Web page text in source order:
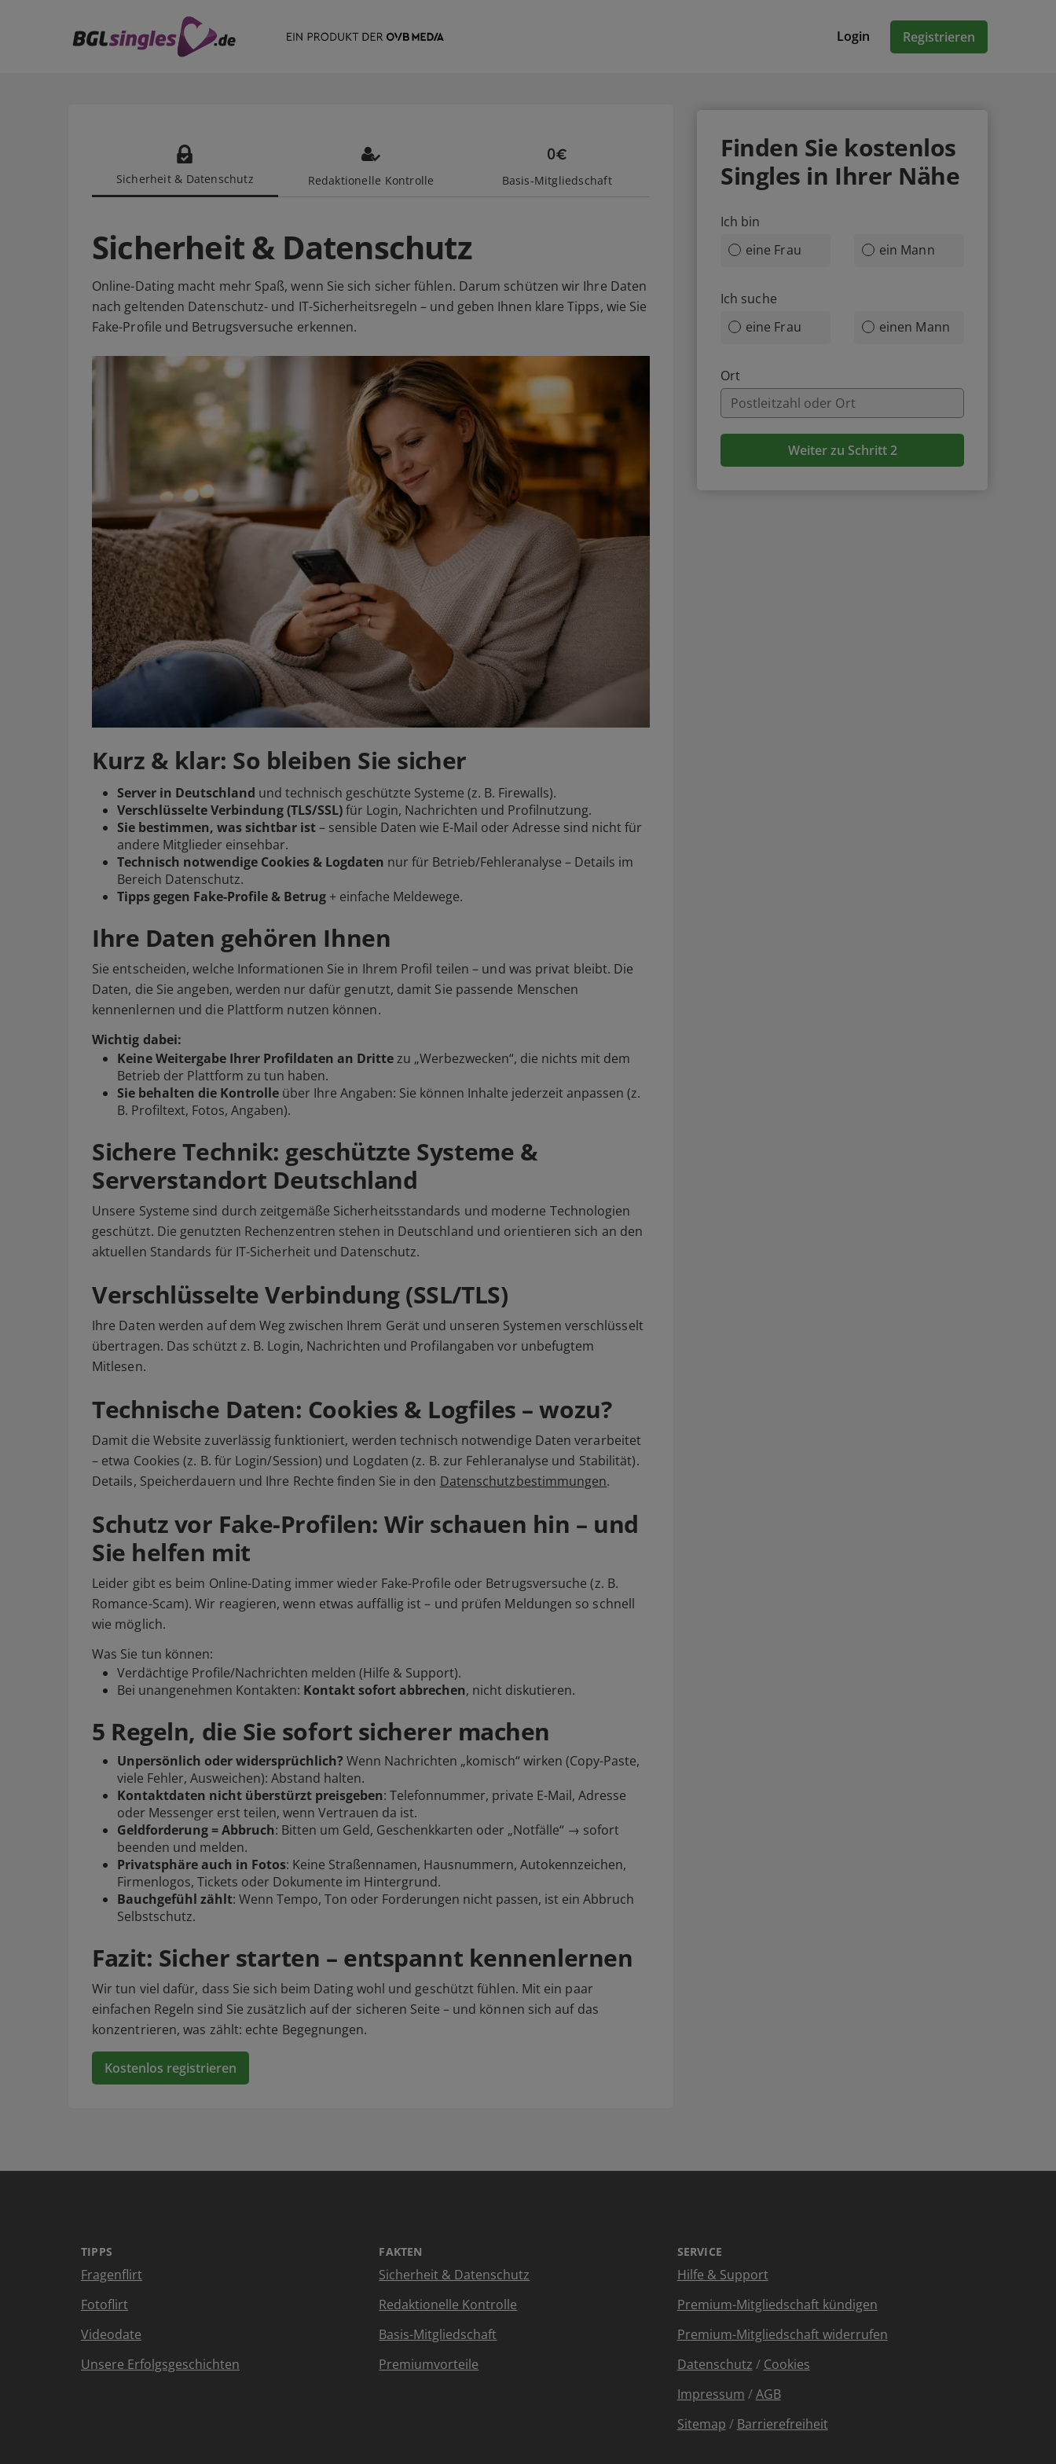
Login Registrieren
Sicherheit & Datenschutz Redaktionelle Kontrolle Basis-Mitgliedschaft
Sicherheit & Datenschutz
Online-Dating macht mehr Spaß, wenn Sie sich sicher fühlen. Darum schützen wir Ihre Daten
nach geltenden Datenschutz- und IT-Sicherheitsregeln – und geben Ihnen klare Tipps, wie Sie
Fake-Profile und Betrugsversuche erkennen.
Kurz & klar: So bleiben Sie sicher
Server in Deutschland und technisch geschützte Systeme (z. B. Firewalls).
Verschlüsselte Verbindung (TLS/SSL)für Login, Nachrichten und Profilnutzung.
Sie bestimmen, was sichtbar ist– sensible Daten wie E-Mail oder Adresse sind nicht für
andere Mitglieder einsehbar.
Technisch notwendige Cookies & Logdaten nur für Betrieb/Fehleranalyse – Details im
Bereich Datenschutz.
Tipps gegen Fake-Profile & Betrug + einfache Meldewege.
Ihre Daten gehören Ihnen
Sie entscheiden, welche Informationen Sie in Ihrem Profil teilen – und was privat bleibt. Die
Daten, die Sie angeben, werden nur dafür genutzt, damit Sie passende Menschen
kennenlernen und die Plattform nutzen können.
Wichtig dabei:
Keine Weitergabe Ihrer Profildaten an Drittezu „Werbezwecken“, die nichts mit dem
Betrieb der Plattform zu tun haben.
Sie behalten die Kontrolle über Ihre Angaben: Sie können Inhalte jederzeit anpassen (z.
B. Profiltext, Fotos, Angaben).
Sichere Technik: geschützte Systeme &
Serverstandort Deutschland
Unsere Systeme sind durch zeitgemäße Sicherheitsstandards und moderne Technologien
geschützt. Die genutzten Rechenzentren stehen in Deutschland und orientieren sich an den
aktuellen Standards für IT-Sicherheit und Datenschutz.
Verschlüsselte Verbindung (SSL/TLS)
Ihre Daten werden auf dem Weg zwischen Ihrem Gerät und unseren Systemen verschlüsselt
übertragen. Das schützt z. B. Login, Nachrichten und Profilangaben vor unbefugtem
Mitlesen.
Technische Daten: Cookies & Logfiles – wozu?
Damit die Website zuverlässig funktioniert, werden technisch notwendige Daten verarbeitet
– etwa Cookies (z. B. für Login/Session) und Logdaten (z. B. zur Fehleranalyse und Stabilität).
Details, Speicherdauern und Ihre Rechte finden Sie in den Datenschutzbestimmungen.
Schutz vor Fake-Profilen: Wir schauen hin – und
Sie helfen mit
Leider gibt es beim Online-Dating immer wieder Fake-Profile oder Betrugsversuche (z. B.
Romance-Scam). Wir reagieren, wenn etwas auffällig ist – und prüfen Meldungen so schnell
wie möglich.
Was Sie tun können:
Verdächtige Profile/Nachrichten melden (Hilfe & Support).
Bei unangenehmen Kontakten: Kontakt sofort abbrechen, nicht diskutieren.
5 Regeln, die Sie sofort sicherer machen
Unpersönlich oder widersprüchlich? Wenn Nachrichten „komisch“ wirken (Copy-Paste,
viele Fehler, Ausweichen): Abstand halten.
Kontaktdaten nicht überstürzt preisgeben: Telefonnummer, private E-Mail, Adresse
oder Messenger erst teilen, wenn Vertrauen da ist.
Geldforderung = Abbruch: Bitten um Geld, Geschenkkarten oder „Notfälle“ → sofort
beenden und melden.
Privatsphäre auch in Fotos: Keine Straßennamen, Hausnummern, Autokennzeichen,
Firmenlogos, Tickets oder Dokumente im Hintergrund.
Bauchgefühl zählt: Wenn Tempo, Ton oder Forderungen nicht passen, ist ein Abbruch
Selbstschutz.
Fazit: Sicher starten – entspannt kennenlernen
Wir tun viel dafür, dass Sie sich beim Dating wohl und geschützt fühlen. Mit ein paar
einfachen Regeln sind Sie zusätzlich auf der sicheren Seite – und können sich auf das
konzentrieren, was zählt: echte Begegnungen.
Kostenlos registrieren
Finden Sie kostenlos
Singles in Ihrer Nähe
Ich bin
eine Frau
ein Mann
Ich suche
eine Frau
einen Mann
Ort
Weiter zu Schritt 2
TIPPS
Fragenflirt
Fotoflirt
Videodate
Unsere Erfolgsgeschichten
FAKTEN
Sicherheit & Datenschutz
Redaktionelle Kontrolle
Basis-Mitgliedschaft
Premiumvorteile
SERVICE
Hilfe & Support
Premium-Mitgliedschaft kündigen
Premium-Mitgliedschaft widerrufen
Datenschutz / Cookies
Impressum /AGB
Sitemap / Barrierefreiheit